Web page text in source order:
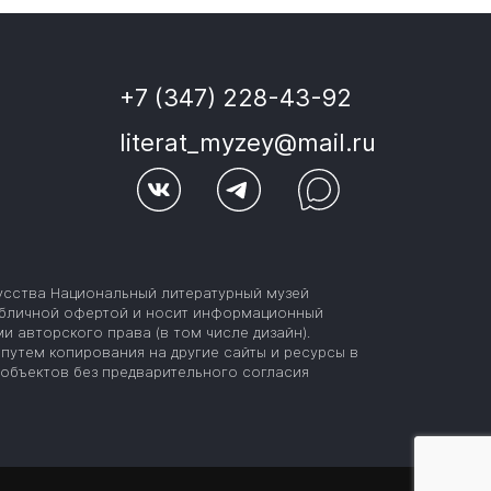
+7 (347) 228-43-92
literat_myzey@mail.ru
Национальный литературный музей
офертой и носит информационный
авторского права (в том числе дизайн).
копирования на другие сайты и ресурсы в
без предварительного согласия